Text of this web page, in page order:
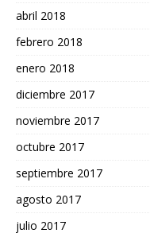
abril 2018
febrero 2018
enero 2018
diciembre 2017
noviembre 2017
octubre 2017
septiembre 2017
agosto 2017
julio 2017